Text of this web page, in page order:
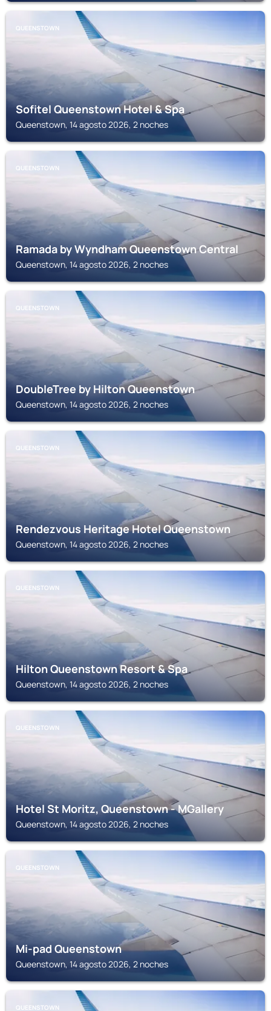
QUEENSTOWN
Sofitel Queenstown Hotel & Spa
Queenstown, 14 agosto 2026, 2 noches
QUEENSTOWN
Ramada by Wyndham Queenstown Central
Queenstown, 14 agosto 2026, 2 noches
QUEENSTOWN
DoubleTree by Hilton Queenstown
Queenstown, 14 agosto 2026, 2 noches
QUEENSTOWN
Rendezvous Heritage Hotel Queenstown
Queenstown, 14 agosto 2026, 2 noches
QUEENSTOWN
Hilton Queenstown Resort & Spa
Queenstown, 14 agosto 2026, 2 noches
QUEENSTOWN
Hotel St Moritz, Queenstown - MGallery
Queenstown, 14 agosto 2026, 2 noches
QUEENSTOWN
Mi-pad Queenstown
Queenstown, 14 agosto 2026, 2 noches
QUEENSTOWN